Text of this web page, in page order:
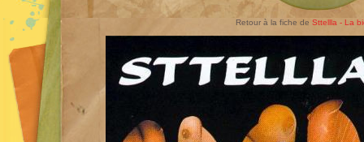
Retour à la fiche de Sttellla - La